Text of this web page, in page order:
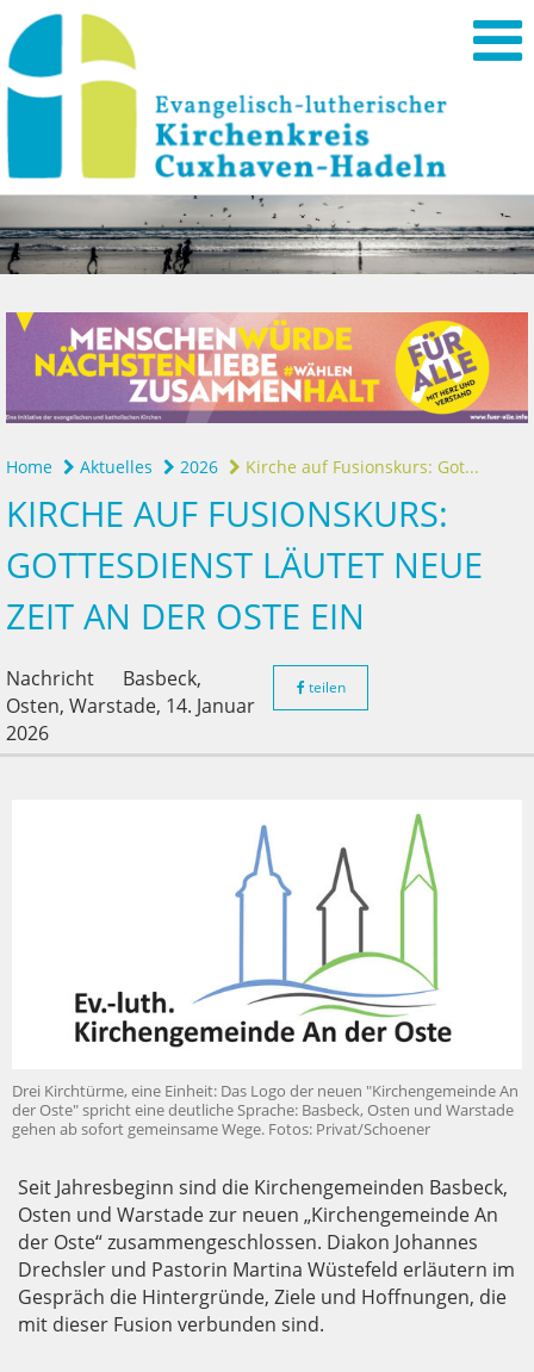
Home Aktuelles 2026 Kirche auf Fusionskurs: Got...
KIRCHE AUF FUSIONSKURS:
GOTTESDIENST LÄUTET NEUE
ZEIT AN DER OSTE EIN
Nachricht
Basbeck,
Osten, Warstade, 14. Januar
2026
teilen
Drei Kirchtürme, eine Einheit: Das Logo der neuen "Kirchengemeinde An
der Oste" spricht eine deutliche Sprache: Basbeck, Osten und Warstade
gehen ab sofort gemeinsame Wege. Fotos: Privat/Schoener
Seit Jahresbeginn sind die Kirchengemeinden Basbeck,
Osten und Warstade zur neuen „Kirchengemeinde An
der Oste“ zusammengeschlossen. Diakon Johannes
Drechsler und Pastorin Martina Wüstefeld erläutern im
Gespräch die Hintergründe, Ziele und Hoffnungen, die
mit dieser Fusion verbunden sind.